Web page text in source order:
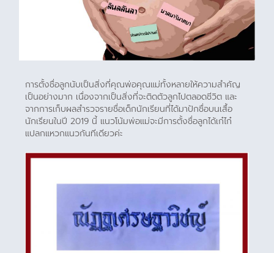
การตั้งชื่อลูกนับเป็นสิ่งที่คุณพ่อคุณแม่ทั้งหลายให้ความสำคัญ
เป็นอย่างมาก เนื่องจากเป็นสิ่งที่จะติดตัวลูกไปตลอดชีวิต และ
จากการเก็บผลสำรวจรายชื่อเด็กนักเรียนที่ได้มาปักชื่อบนเสื้อ
นักเรียนในปี 2019 นี้ แนวโน้มพ่อแม่จะมีการตั้งชื่อลูกได้เก๋ไก๋
แปลกแหวกแนวกันทีเดียวค่ะ